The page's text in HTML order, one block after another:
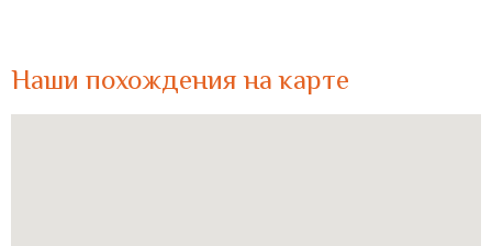
Наши похождения на карте